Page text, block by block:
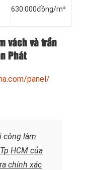
630.000đồng/m²
vách và trần
Phát
panel/
công làm
HCM của
chính xác